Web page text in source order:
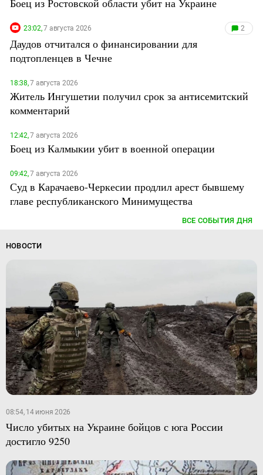
23:02,7 августа 2026 2
Даудов отчитался о финансировании для
подтопленцев в Чечне
18:38,7 августа 2026
Житель Ингушетии получил срок за антисемитский
комментарий
12:42,7 августа 2026
Боец из Калмыкии убит в военной операции
09:42,7 августа 2026
Суд в Карачаево-Черкесии продлил арест бывшему
главе республиканского Минимущества
ВСЕ СОБЫТИЯ ДНЯ
НОВОСТИ
08:54, 14 июня 2026
Число убитых на Украине бойцов с юга России
достигло 9250